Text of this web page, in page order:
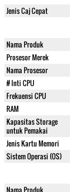
Jenis Caj Cepat
Nama Produk
Prosesor Merek
Nama Prosesor
# Inti CPU
Frekuensi CPU
RAM
Kapasitas Storage
untuk Pemakai
Jenis Kartu Memori
Sistem Operasi (OS)
Nama Produk